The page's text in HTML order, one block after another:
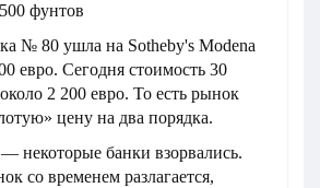
фунтов
№ 80 ушла на Sotheby's Modena
евро. Сегодня стоимость 30
2 200 евро. То есть рынок
цену на два порядка.
некоторые банки взорвались.
со временем разлагается,